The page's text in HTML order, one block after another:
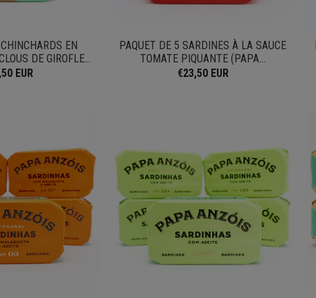
EN
DE GIROFLE...
EUR
PAQUET DE 5 SARDINES À LA SAUCE
TOMATE PIQUANTE (PAPA...
€23,50 EUR